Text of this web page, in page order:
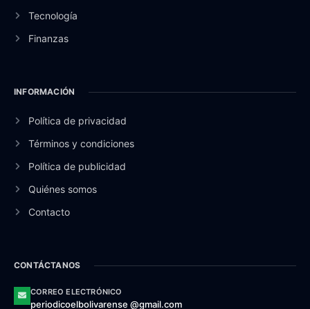
Tecnología
Finanzas
INFORMACIÓN
Política de privacidad
Términos y condiciones
Política de publicidad
Quiénes somos
Contacto
CONTÁCTANOS
CORREO ELECTRÓNICO
periodicoelbolivarense @gmail.com